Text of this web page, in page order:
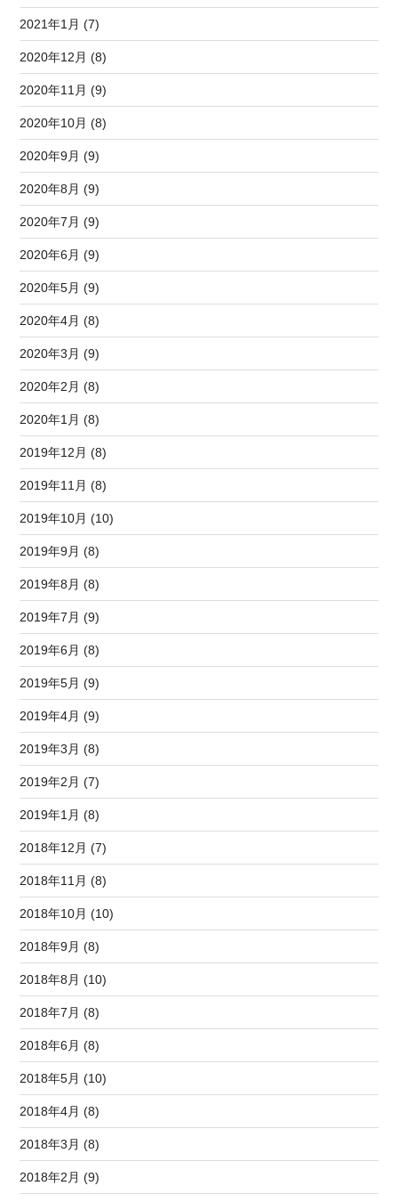
2021年1月 (7)
2020年12月 (8)
2020年11月 (9)
2020年10月 (8)
2020年9月 (9)
2020年8月 (9)
2020年7月 (9)
2020年6月 (9)
2020年5月 (9)
2020年4月 (8)
2020年3月 (9)
2020年2月 (8)
2020年1月 (8)
2019年12月 (8)
2019年11月 (8)
2019年10月 (10)
2019年9月 (8)
2019年8月 (8)
2019年7月 (9)
2019年6月 (8)
2019年5月 (9)
2019年4月 (9)
2019年3月 (8)
2019年2月 (7)
2019年1月 (8)
2018年12月 (7)
2018年11月 (8)
2018年10月 (10)
2018年9月 (8)
2018年8月 (10)
2018年7月 (8)
2018年6月 (8)
2018年5月 (10)
2018年4月 (8)
2018年3月 (8)
2018年2月 (9)